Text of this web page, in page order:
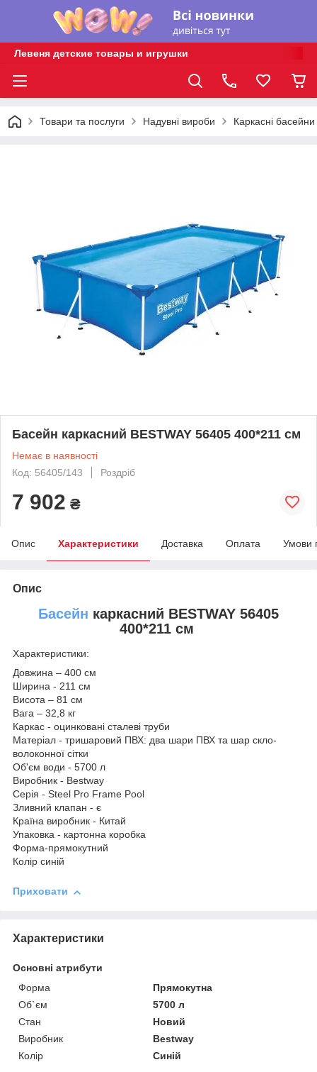
Левеня детские товары и игрушки
Товари та послуги Надувні вироби Каркасні басейни
Басейн каркасний BESTWAY 56405 400*211 см
Немає в наявності
Код: 56405/143
Роздріб
7 902 ₴
Опис Характеристики Доставка Оплата Умови
Опис
Басейн каркасний BESTWAY 56405
400*211 см
Характеристики:
Довжина – 400 см
Ширина - 211 см
Висота – 81 см
Вага – 32,8 кг
Каркас - оцинковані сталеві труби
Матеріал - тришаровий ПВХ: два шари ПВХ та шар скло-
волоконної сітки
Об'єм води - 5700 л
Виробник - Bestway
Серія - Steel Pro Frame Pool
Зливний клапан - є
Країна виробник - Китай
Упаковка - картонна коробка
Форма-прямокутний
Колір синій
Приховати
Характеристики
Основні атрибути
Форма
Прямокутна
Об`єм
5700 л
Стан
Новий
Виробник
Bestway
Колір
Синій